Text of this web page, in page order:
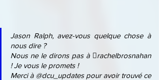
Jason Ralph, avez-vous quelque chose à
nous dire ?
Nous ne le dirons pas à rachelbrosnahan
! Je vous le promets !
Merci à @dcu_updates pour avoir trouvé ce